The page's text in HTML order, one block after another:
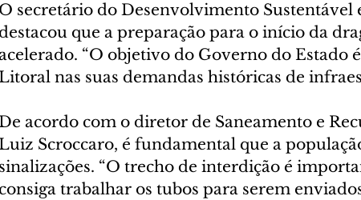
O secretário do Desenvolvimento Sustentável
destacou que a preparação para o início da
“O objetivo do Governo do Estado
nas suas demandas históricas de
acordo com o diretor de Saneamento e
Scroccaro, é fundamental que a
sinalizações. “O trecho de interdição é
consiga trabalhar os tubos para serem